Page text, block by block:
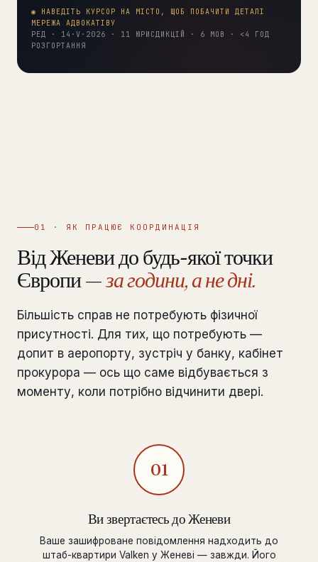
◉ НАВЕДІТЬ КУРСОР НА МІСТО, ЩОБ ПОБАЧИТИ ДЕТАЛІ
МЕРЕЖА АДВОКАТІВУ
РЕД · 14·V·2026 · 11 ЮРИСДИКЦІЙ · 6 МОВ · <4 ГОД
РОЗГОРТАННЯ
01 · ЯК ПРАЦЮЄ КООРДИНАЦІЯ
Від Женеви до будь-якої точки
Європи —за години, а не дні.
Більшість справ не потребують фізичної
присутності. Для тих, що потребують —
допит в аеропорту, зустріч у банку, кабінет
прокурора — ось що саме відбувається з
моменту, коли потрібно відчинити двері.
01
Ви звертаєтесь до Женеви
Ваше зашифроване повідомлення надходить до
штаб-квартири Valken у Женеві — завжди. Його